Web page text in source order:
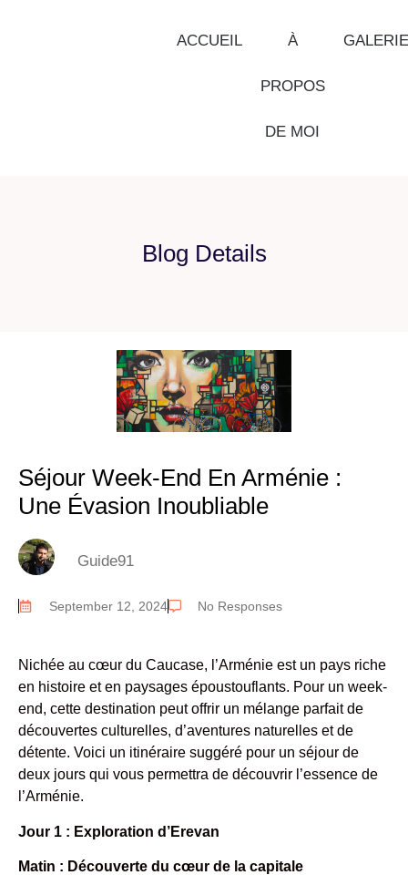
ACCUEIL À
PROPOS
DE MOI
GALERIE
Blog Details
Séjour Week-End En Arménie :
Une Évasion Inoubliable
Guide91
September 12, 2024 No Responses
Nichée au cœur du Caucase, l’Arménie est un pays riche
en histoire et en paysages époustouflants. Pour un week-
end, cette destination peut offrir un mélange parfait de
découvertes culturelles, d’aventures naturelles et de
détente. Voici un itinéraire suggéré pour un séjour de
deux jours qui vous permettra de découvrir l’essence de
l’Arménie.
Jour 1 : Exploration d’Erevan
Matin : Découverte du cœur de la capitale